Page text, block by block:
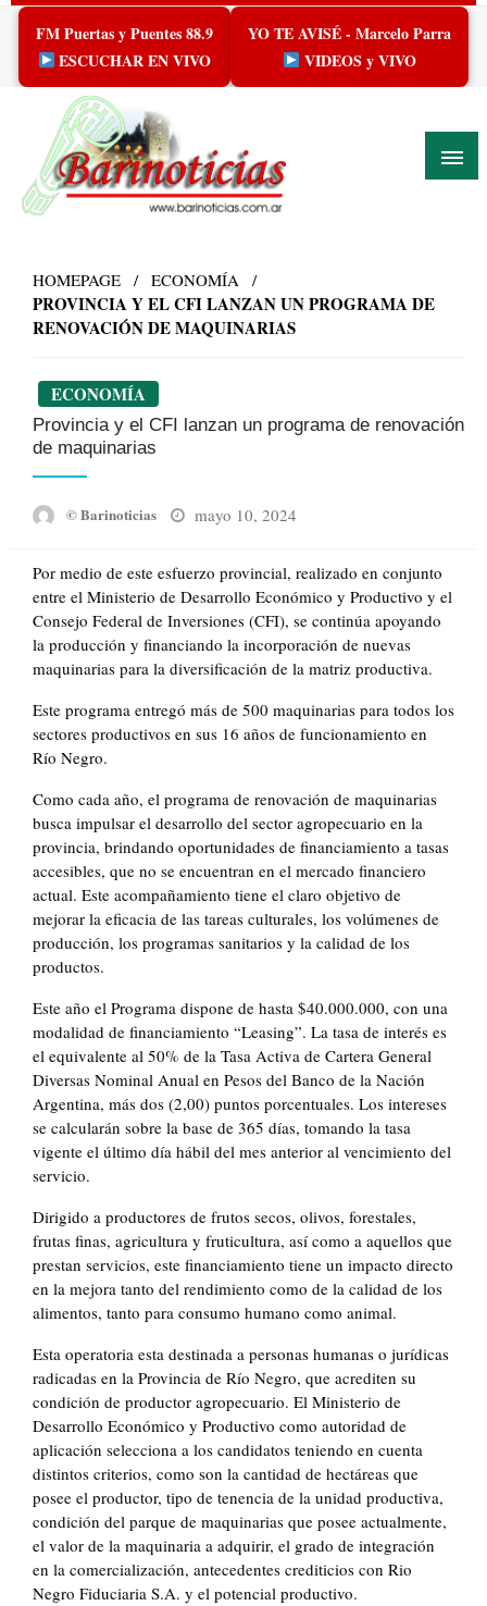
Skip
content
FM Puertas y Puentes 88.9
ESCUCHAR EN VIVO
YO TE AVISÉ - Marcelo Parra
VIDEOS y VIVO
HOMEPAGE ECONOMÍA
PROVINCIA Y EL CFI LANZAN UN PROGRAMA DE
RENOVACIÓN DE MAQUINARIAS
ECONOMÍA
Provincia y el CFI lanzan un programa de renovación
de maquinarias
© Barinoticias
Posted
mayo 10, 2024
Por medio de este esfuerzo provincial, realizado en conjunto
entre el Ministerio de Desarrollo Económico y Productivo y el
Consejo Federal de Inversiones (CFI), se continúa apoyando
la producción y financiando la incorporación de nuevas
maquinarias para la diversificación de la matriz productiva.
Este programa entregó más de 500 maquinarias para todos los
sectores productivos en sus 16 años de funcionamiento en
Río Negro.
Como cada año, el programa de renovación de maquinarias
busca impulsar el desarrollo del sector agropecuario en la
provincia, brindando oportunidades de financiamiento a tasas
accesibles, que no se encuentran en el mercado financiero
actual. Este acompañamiento tiene el claro objetivo de
mejorar la eficacia de las tareas culturales, los volúmenes de
producción, los programas sanitarios y la calidad de los
productos.
Este año el Programa dispone de hasta $40.000.000, con una
modalidad de financiamiento “Leasing”. La tasa de interés es
el equivalente al 50% de la Tasa Activa de Cartera General
Diversas Nominal Anual en Pesos del Banco de la Nación
Argentina, más dos (2,00) puntos porcentuales. Los intereses
se calcularán sobre la base de 365 días, tomando la tasa
vigente el último día hábil del mes anterior al vencimiento del
servicio.
Dirigido a productores de frutos secos, olivos, forestales,
frutas finas, agricultura y fruticultura, así como a aquellos que
prestan servicios, este financiamiento tiene un impacto directo
en la mejora tanto del rendimiento como de la calidad de los
alimentos, tanto para consumo humano como animal.
Esta operatoria esta destinada a personas humanas o jurídicas
radicadas en la Provincia de Río Negro, que acrediten su
condición de productor agropecuario. El Ministerio de
Desarrollo Económico y Productivo como autoridad de
aplicación selecciona a los candidatos teniendo en cuenta
distintos criterios, como son la cantidad de hectáreas que
posee el productor, tipo de tenencia de la unidad productiva,
condición del parque de maquinarias que posee actualmente,
el valor de la maquinaria a adquirir, el grado de integración
en la comercialización, antecedentes crediticios con Rio
Negro Fiduciaria S.A. y el potencial productivo.